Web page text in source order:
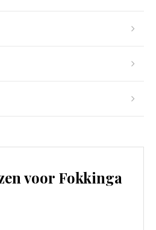
voor Fokkinga